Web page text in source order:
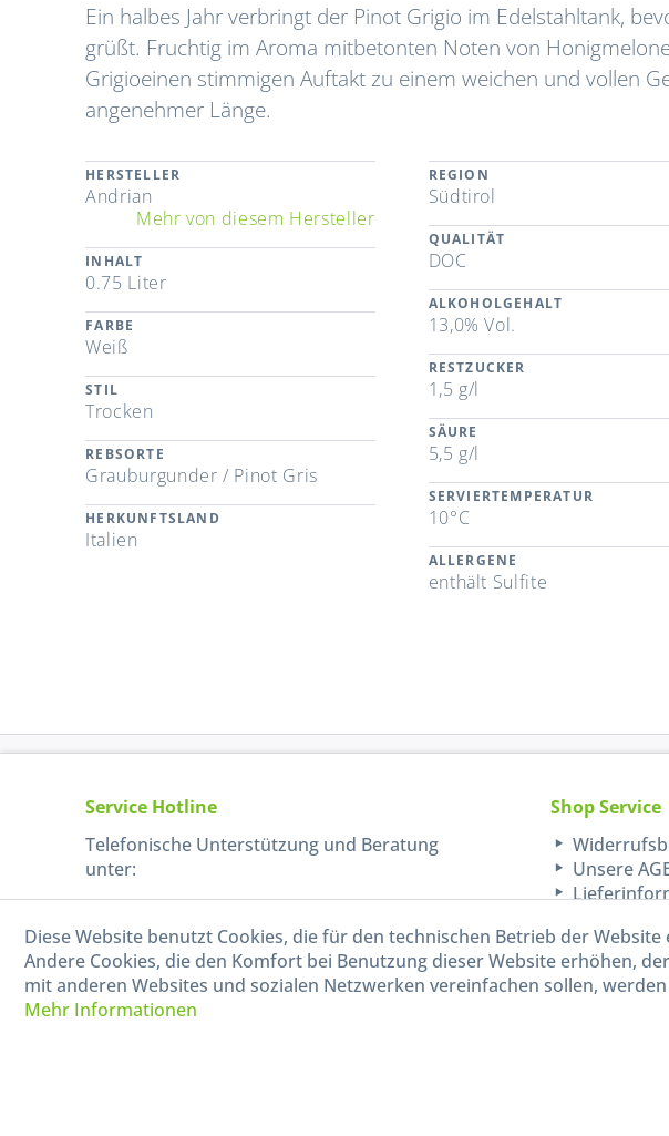
Ein halbes Jahr verbringt der Pinot Grigio im Edelstahltank,
grüßt. Fruchtig im Aroma mitbetonten Noten von
Grigioeinen stimmigen Auftakt zu einem weichen und vollen
angenehmer Länge.
HERSTELLER
Andrian
Mehr von diesem Hersteller
INHALT
0.75 Liter
FARBE
Weiß
STIL
Trocken
REBSORTE
Grauburgunder / Pinot Gris
HERKUNFTSLAND
Italien
REGION
Südtirol
QUALITÄT
DOC
ALKOHOLGEHALT
13,0% Vol.
RESTZUCKER
1,5 g/l
SÄURE
5,5 g/l
SERVIERTEMPERATUR
10°C
ALLERGENE
enthält Sulfite
Service Hotline
Telefonische Unterstützung und Beratung
unter:
040-880 99 770
Mo-Fr, 09:00 - 15:00 Uhr
Shop Service
Unsere
Diese Website benutzt Cookies, die für den technischen Betrieb der
Andere Cookies, die den Komfort bei Benutzung dieser Website erhöhen,
mit anderen Websites und sozialen Netzwerken vereinfachen sollen,
Mehr Informationen